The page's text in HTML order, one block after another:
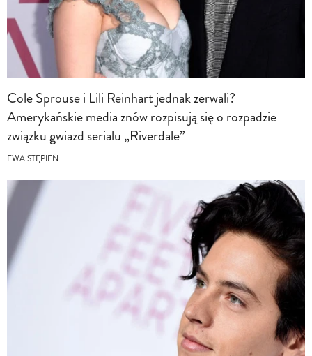
Cole Sprouse i Lili Reinhart jednak zerwali?
Amerykańskie media znów rozpisują się o rozpadzie
związku gwiazd serialu „Riverdale”
EWA STĘPIEŃ